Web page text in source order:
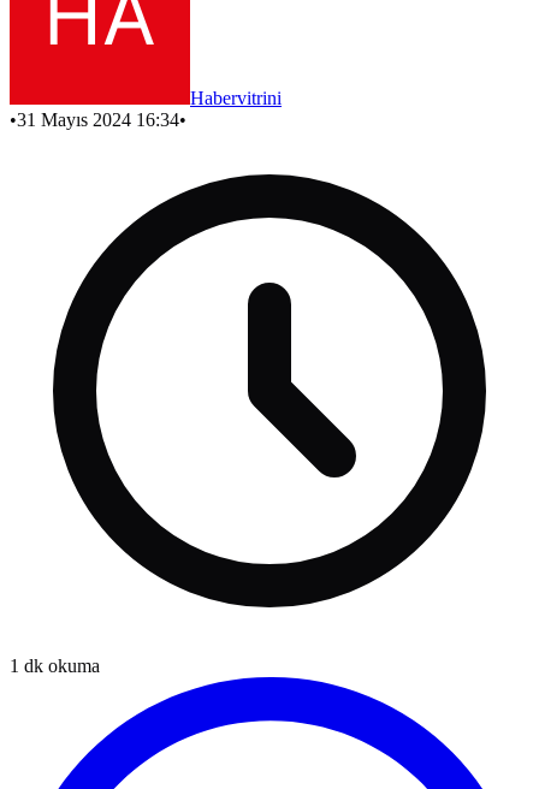
Habervitrini
•31 Mayıs 2024 16:34•
1 dk okuma